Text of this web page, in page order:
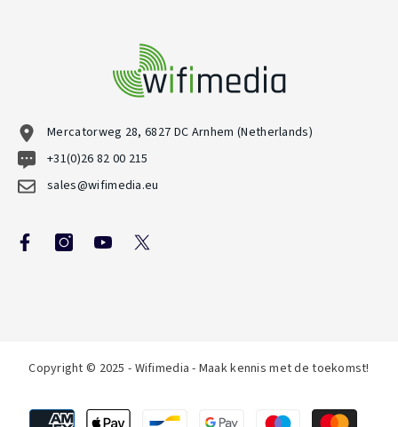
Mercatorweg 28, 6827 DC Arnhem (Netherlands)
+31(0)26 82 00 215
sales@wifimedia.eu
Copyright © 2025 - Wifimedia - Maak kennis met de toekomst!
Betaalmethoden